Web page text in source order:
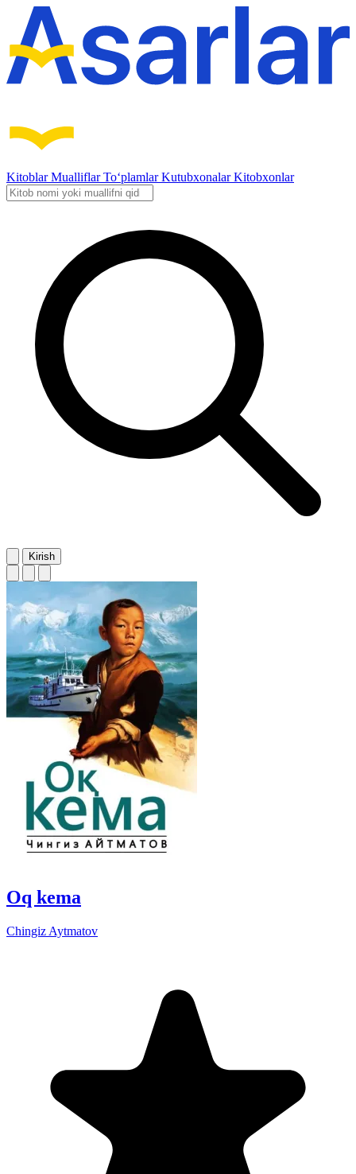
KitoblarMualliflarTo‘plamlarKutubxonalarKitobxonlar
Kirish
Oq kema
Chingiz Aytmatov